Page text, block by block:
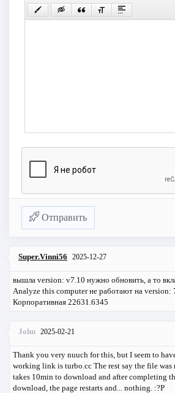
Отправить
Super.Vinni56 2025-12-27
вышла version: v7.10 нужно обновить, а то
Analyze this computer не работают на version:
Корпоративная 22631.6345
John 2025-02-21
Thank you very nuuch for this, but I seem to
working link is turbo.cc The rest say the file was
takes 10min to download and after completing
download, the page restarts and... nothing. :?P